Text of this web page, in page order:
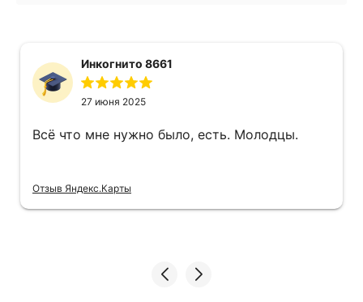
Инкогнито 8661
27 июня 2025
Всё что мне нужно было, есть. Молодцы.
Отзыв Яндекс.Карты